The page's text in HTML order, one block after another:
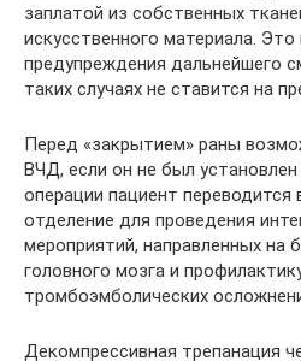
заплатой из собственных
искусственного материала.
предупреждения дальнейшего
таких случаях не ставится на
Перед «закрытием» раны
ВЧД, если он не был
операции пациент переводится
отделение для проведения
мероприятий, направленных на
головного мозга и
тромбоэмболических
Декомпрессивная трепанация